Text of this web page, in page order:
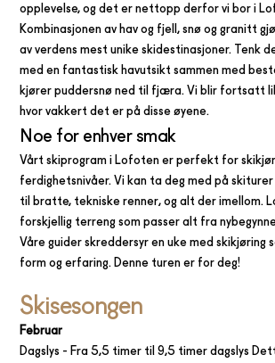
opplevelse, og det er nettopp derfor vi bor i
Kombinasjonen av hav og fjell, snø og granitt
av verdens mest unike skidestinasjoner. Tenk
med en fantastisk havutsikt sammen med
kjører puddersnø ned til fjæra. Vi blir fortsatt
hvor vakkert det er på disse øyene.
Noe for enhver smak
Vårt skiprogram i Lofoten er perfekt for
ferdighetsnivåer. Vi kan ta deg med på
til bratte, tekniske renner, og alt der imellom.
forskjellig terreng som passer alt fra
Våre guider skreddersyr en uke med skikjøring
form og erfaring. Denne turen er for deg!
Skisesongen
Februar‍
Dagslys - Fra 5,5 timer til 9,5 timer dagslys